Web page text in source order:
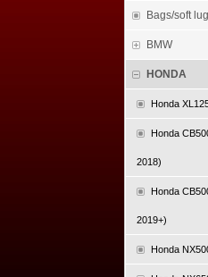
Bags/soft
BMW
HONDA
Honda
Honda
2018)
Honda
2019+)
Honda